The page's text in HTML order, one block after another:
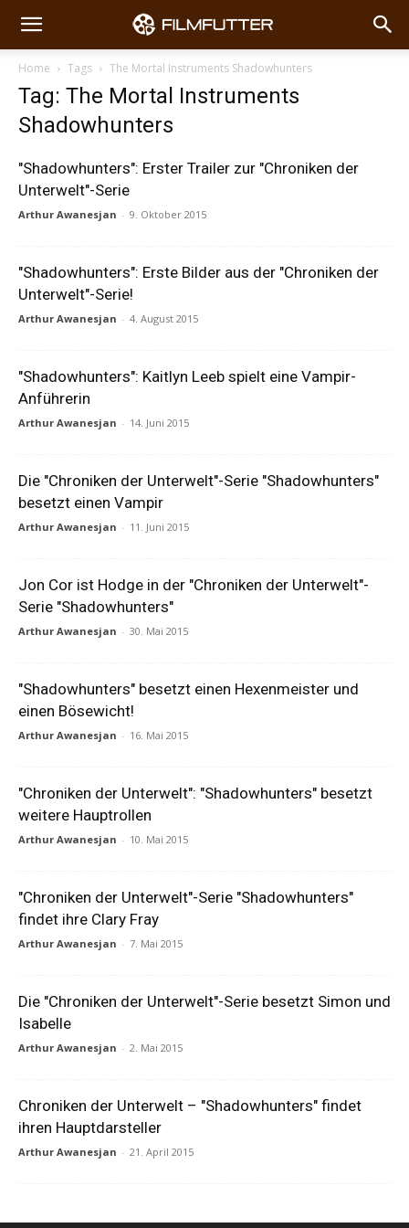
Home Tags The Mortal Instruments Shadowhunters
Tag: The Mortal Instruments
Shadowhunters
"Shadowhunters": Erster Trailer zur "Chroniken der
Unterwelt"-Serie
Arthur Awanesjan - 9. Oktober 2015
"Shadowhunters": Erste Bilder aus der "Chroniken der
Unterwelt"-Serie!
Arthur Awanesjan - 4. August 2015
"Shadowhunters": Kaitlyn Leeb spielt eine Vampir-
Anführerin
Arthur Awanesjan - 14. Juni 2015
Die "Chroniken der Unterwelt"-Serie "Shadowhunters"
besetzt einen Vampir
Arthur Awanesjan - 11. Juni 2015
Jon Cor ist Hodge in der "Chroniken der Unterwelt"-
Serie "Shadowhunters"
Arthur Awanesjan - 30. Mai 2015
"Shadowhunters" besetzt einen Hexenmeister und
einen Bösewicht!
Arthur Awanesjan - 16. Mai 2015
"Chroniken der Unterwelt": "Shadowhunters" besetzt
weitere Hauptrollen
Arthur Awanesjan - 10. Mai 2015
"Chroniken der Unterwelt"-Serie "Shadowhunters"
findet ihre Clary Fray
Arthur Awanesjan - 7. Mai 2015
Die "Chroniken der Unterwelt"-Serie besetzt Simon und
Isabelle
Arthur Awanesjan - 2. Mai 2015
Chroniken der Unterwelt – "Shadowhunters" findet
ihren Hauptdarsteller
Arthur Awanesjan - 21. April 2015